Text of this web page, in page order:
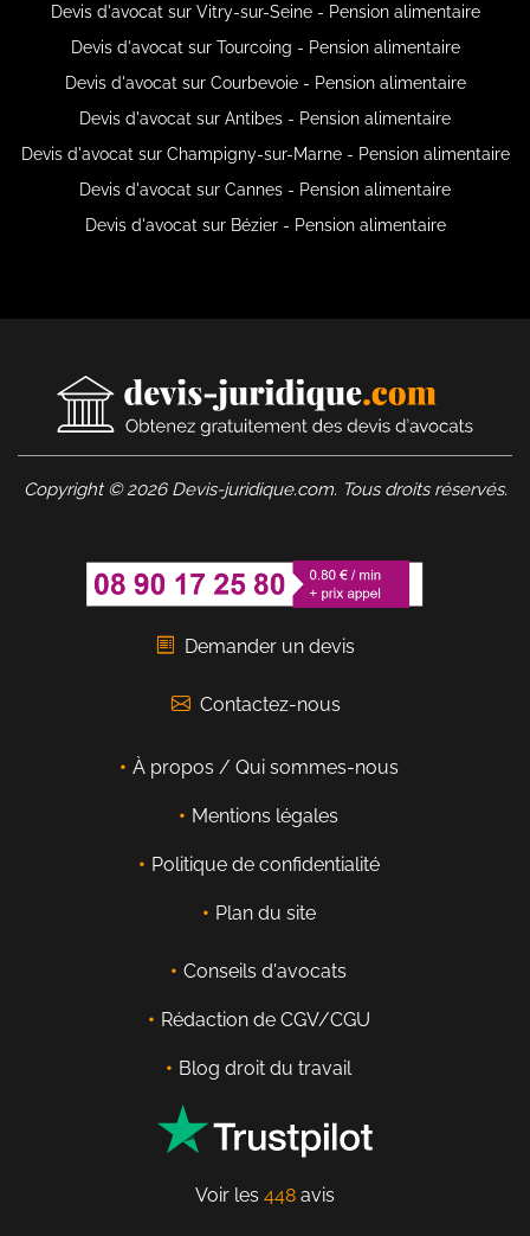
Devis d'avocat sur Vitry-sur-Seine - Pension alimentaire
Devis d'avocat sur Tourcoing - Pension alimentaire
Devis d'avocat sur Courbevoie - Pension alimentaire
Devis d'avocat sur Antibes - Pension alimentaire
Devis d'avocat sur Champigny-sur-Marne - Pension alimentaire
Devis d'avocat sur Cannes - Pension alimentaire
Devis d'avocat sur Bézier - Pension alimentaire
Copyright © 2026 Devis-juridique.com. Tous droits réservés.
Demander un devis
Contactez-nous
À propos / Qui sommes-nous
Mentions légales
Politique de confidentialité
Plan du site
Conseils d'avocats
Rédaction de CGV/CGU
Blog droit du travail
Voir les 448 avis